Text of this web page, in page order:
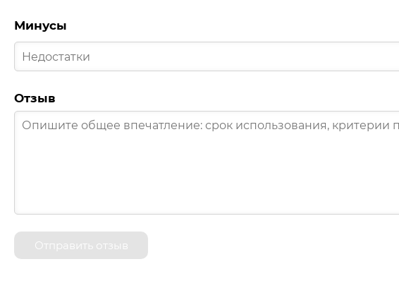
Минусы
Отзыв
Отправить отзыв